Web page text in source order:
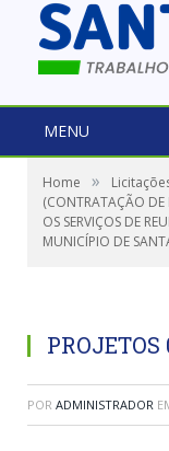
MENU
Home »
(CONTRATAÇÃO DE
OS SERVIÇOS DE
MUNICÍPIO DE
PROJETOS
POR ADMINISTRADOR